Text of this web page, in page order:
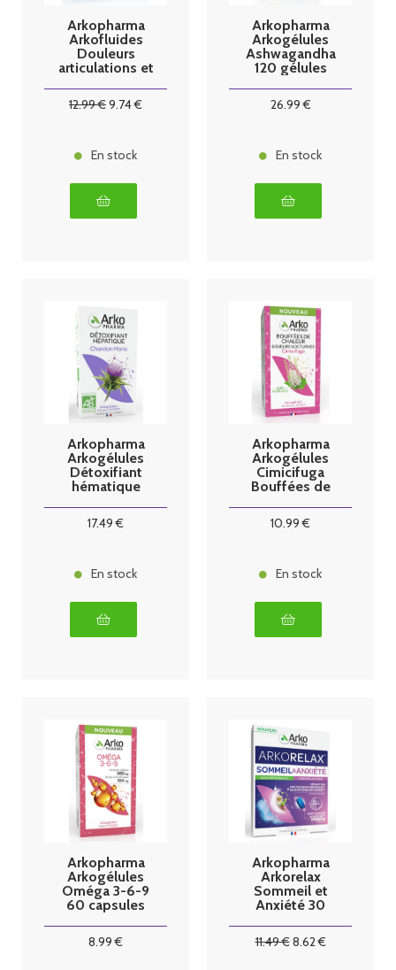
Arkopharma
Arkofluides
Douleurs
articulations et
12.99€9.74€
En stock
Arkopharma
Arkogélules
Ashwagandha
120 gélules
26.99€
En stock
Arkopharma
Arkogélules
Détoxifiant
hématique
17.49 €
En stock
Arkopharma
Arkogélules
Cimicifuga
Bouffées de
10.99 €
En stock
Arkopharma
Arkogélules
Oméga 3-6-9
60 capsules
8.99 €
Arkopharma
Arkorelax
Sommeil et
Anxiété 30
11.49€8.62€